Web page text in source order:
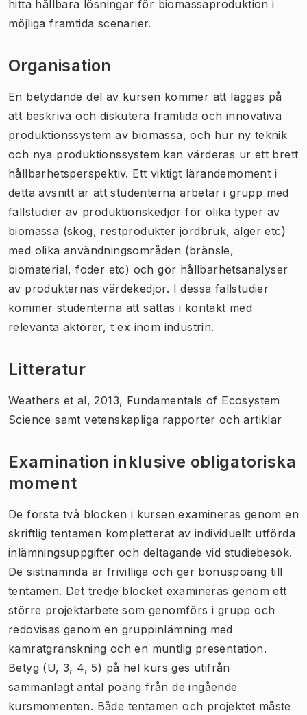
hitta hållbara lösningar för biomassaproduktion i
möjliga framtida scenarier.
Organisation
En betydande del av kursen kommer att läggas på
att beskriva och diskutera framtida och innovativa
produktionssystem av biomassa, och hur ny teknik
och nya produktionssystem kan värderas ur ett brett
hållbarhetsperspektiv. Ett viktigt lärandemoment i
detta avsnitt är att studenterna arbetar i grupp med
fallstudier av produktionskedjor för olika typer av
biomassa (skog, restprodukter jordbruk, alger etc)
med olika användningsområden (bränsle,
biomaterial, foder etc) och gör hållbarhetsanalyser
av produkternas värdekedjor. I dessa fallstudier
kommer studenterna att sättas i kontakt med
relevanta aktörer, t ex inom industrin.
Litteratur
Weathers et al, 2013, Fundamentals of Ecosystem
Sciencesamt vetenskapliga rapporter och artiklar
Examination inklusive obligatoriska
moment
De första två blocken i kursen examineras genom en
skriftlig tentamen kompletterat av individuellt utförda
inlämningsuppgifter och deltagande vid studiebesök.
De sistnämnda är frivilliga och ger bonuspoäng till
tentamen. Det tredje blocket examineras genom ett
större projektarbete som genomförs i grupp och
redovisas genom en gruppinlämning med
kamratgranskning och en muntlig presentation.
Betyg (U, 3, 4, 5) på hel kurs ges utifrån
sammanlagt antal poäng från de ingående
kursmomenten. Både tentamen och projektet måste